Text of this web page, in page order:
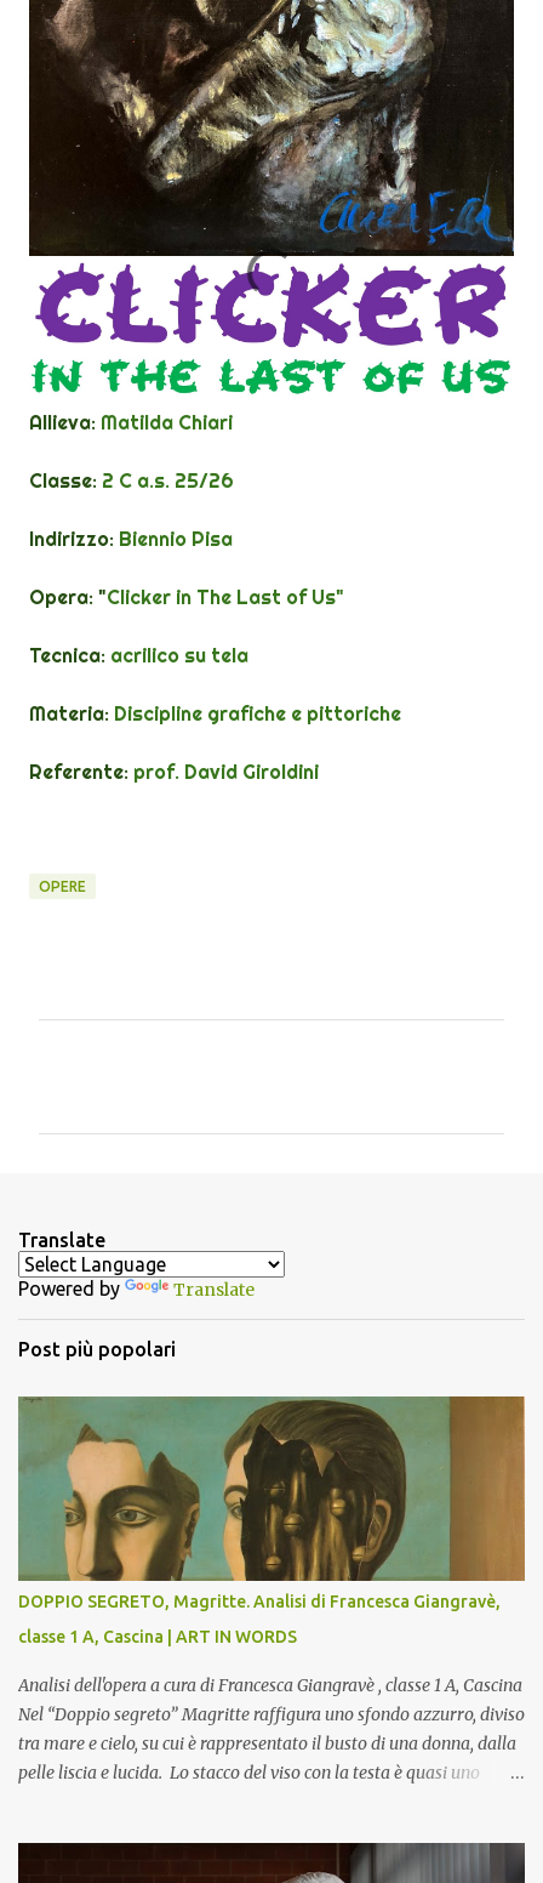
Allieva: Matilda Chiari
Classe: 2 C a.s. 25/26
Indirizzo: Biennio Pisa
Opera: "Clicker in The Last of Us"
Tecnica: acrilico su tela
Materia: Discipline grafiche e pittoriche
Referente: prof. David Giroldini
OPERE
t
i
Translate
Powered by Translate
Post più popolari
DOPPIO SEGRETO, Magritte. Analisi di Francesca Giangravè,
classe 1 A, Cascina | ART IN WORDS
Analisi dell'opera a cura di Francesca Giangravè , classe 1 A, Cascina
Nel “Doppio segreto” Magritte raffigura uno sfondo azzurro, diviso
tra mare e cielo, su cui è rappresentato il busto di una donna, dalla
pelle liscia e lucida. Lo stacco del viso con la testa è quasi uno
un motivo che Magritte propone frequentemente nelle sue opere,